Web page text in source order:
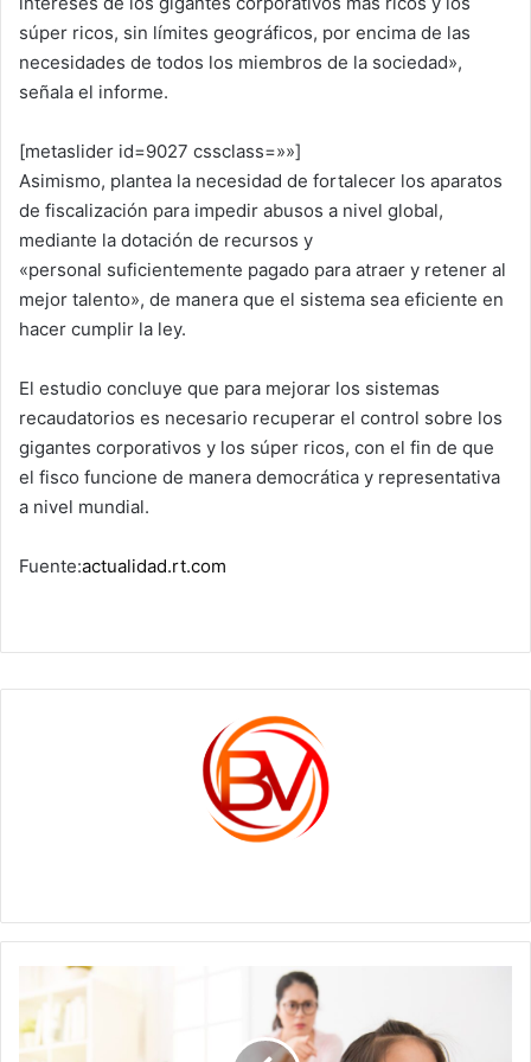
súper ricos, sin límites geográficos, por encima de las
necesidades de todos los miembros de la sociedad»,
señala el informe.
[metaslider id=9027 cssclass=»»]
Asimismo, plantea la necesidad de fortalecer los aparatos
de fiscalización para impedir abusos a nivel global,
mediante la dotación de recursos y
«personal suficientemente pagado para atraer y retener al
mejor talento», de manera que el sistema sea eficiente en
hacer cumplir la ley.
El estudio concluye que para mejorar los sistemas
recaudatorios es necesario recuperar el control sobre los
gigantes corporativos y los súper ricos, con el fin de que
el fisco funcione de manera democrática y representativa
a nivel mundial.
Fuente:actualidad.rt.com
corregir
a
los